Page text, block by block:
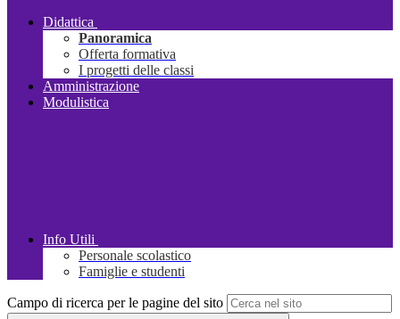
Didattica
Panoramica
Offerta formativa
I progetti delle classi
Amministrazione
Modulistica
Info Utili
Personale scolastico
Famiglie e studenti
Campo di ricerca per le pagine del sito